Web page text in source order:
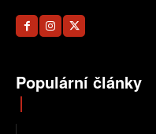
Populární články